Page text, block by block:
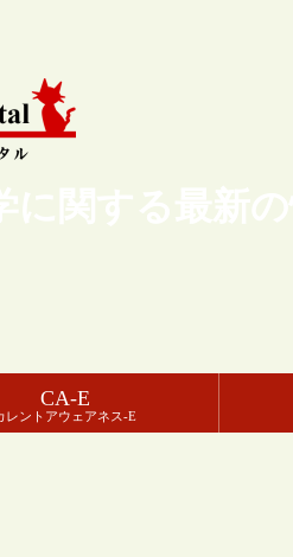
に関する最新
CA-E
レントアウェアネス-E